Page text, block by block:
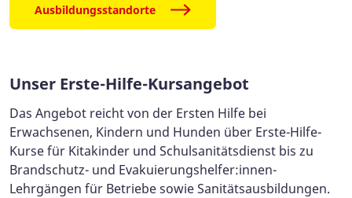
Ausbildungsstandorte
Unser Erste-Hilfe-Kursangebot
Das Angebot reicht von der Ersten Hilfe bei
Erwachsenen, Kindern und Hunden über Erste-Hilfe-
Kurse für Kitakinder und Schulsanitätsdienst bis zu
Brandschutz- und Evakuierungshelfer:innen-
Lehrgängen für Betriebe sowie Sanitätsausbildungen.